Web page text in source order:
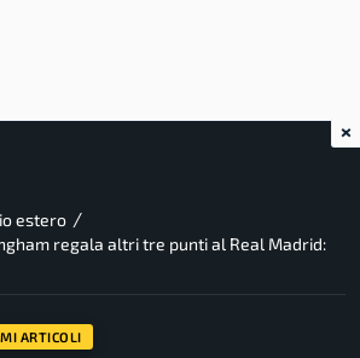
estero /
regala altri tre punti al Real Madrid:
ARTICOLI
×